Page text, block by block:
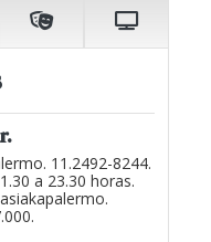
11.2492-8244.
a 23.30 horas.